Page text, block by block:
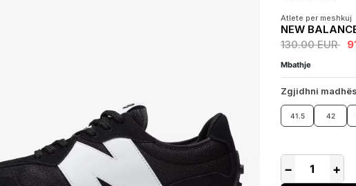
Atlete per meshkuj
NEW
130.00 EUR
Mbathje
Zgjidhni
41.5 42
− +